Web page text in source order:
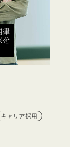
律
を
キャリア採用